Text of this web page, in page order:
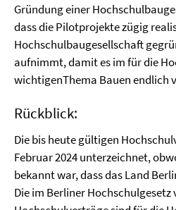
Gründung einer
dass die Pilotprojekte zügig
Hochschulbaugesellschaft
aufnimmt, damit es im für die
wichtigenThema Bauen endlich
Rückblick:
Die bis heute gültigen
Februar 2024 unterzeichnet,
bekannt war, dass das Land
Die im Berliner Hochschulgesetz